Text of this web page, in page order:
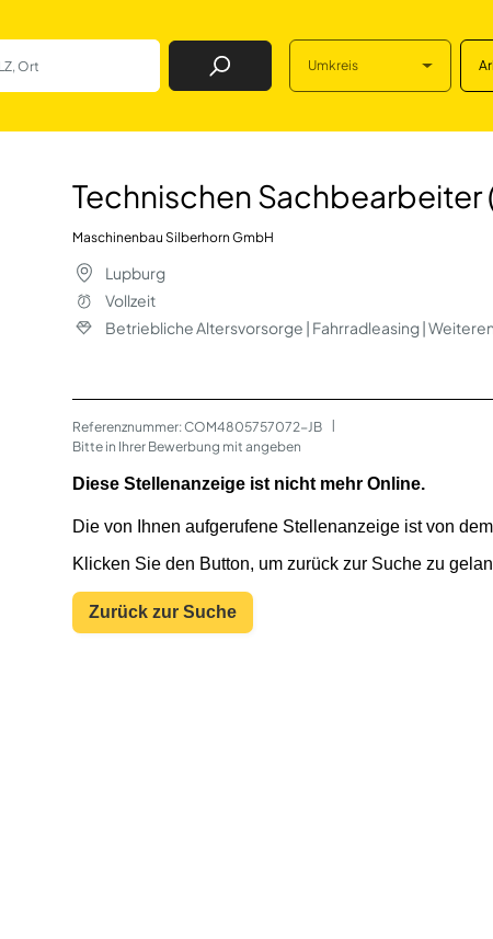
Job Finden Umkreis
(m/
Technischen
Maschinenbau Silberhorn GmbH
Lupburg
Vollzeit
Betriebliche Altersvorsorge | Fahrradleasing |
Referenznummer: COM4805757072-JB
Bitte in Ihrer Bewerbung mit angeben